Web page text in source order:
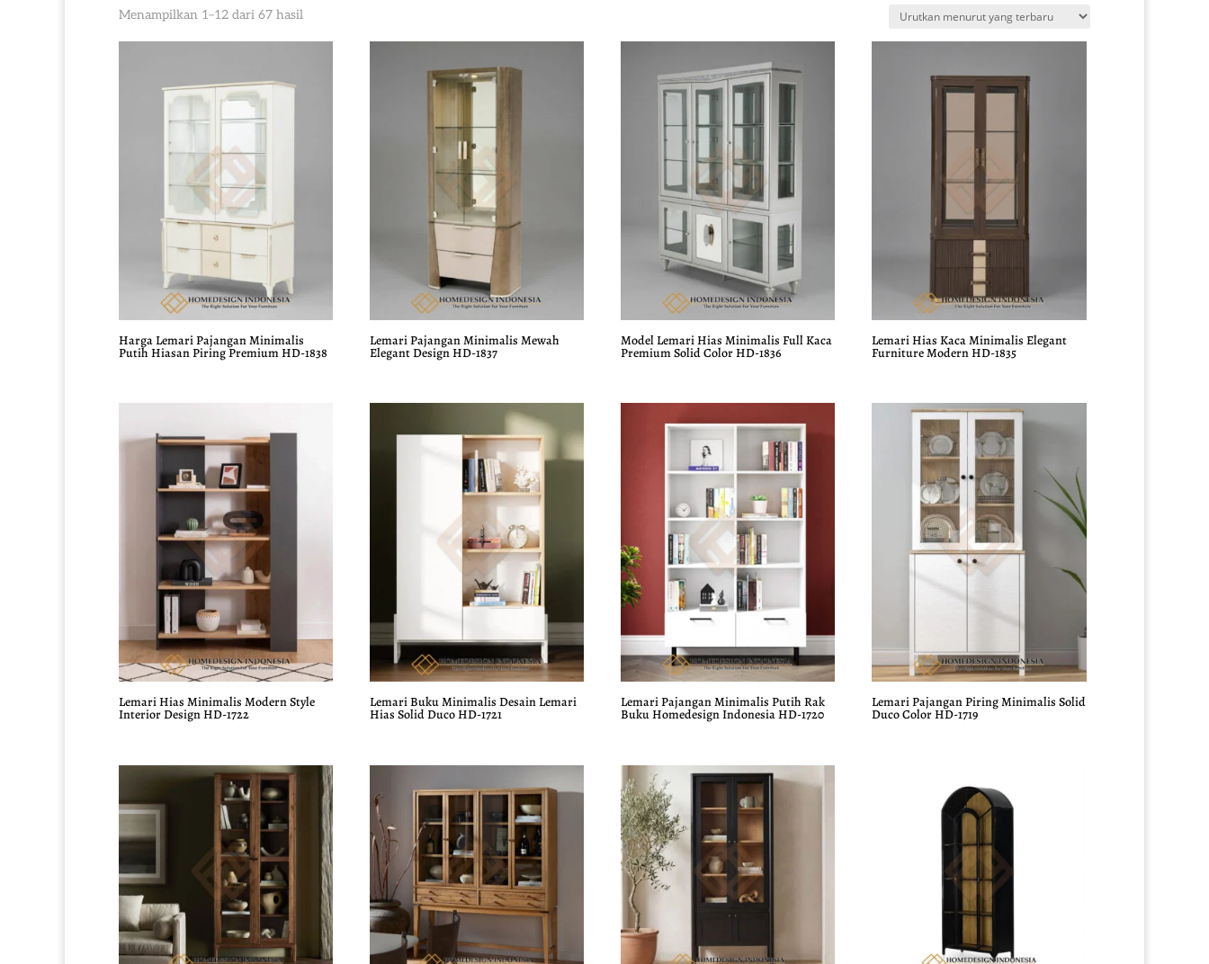
Menampilkan 1–12 dari 67 hasil
Harga Lemari Pajangan Minimalis
Putih Hiasan Piring Premium HD-1838
Lemari Pajangan Minimalis Mewah
Elegant Design HD-1837
Model Lemari Hias Minimalis Full Kaca
Premium Solid Color HD-1836
Lemari Hias Kaca Minimalis Elegant
Furniture Modern HD-1835
Lemari Hias Minimalis Modern Style
Interior Design HD-1722
Lemari Buku Minimalis Desain Lemari
Hias Solid Duco HD-1721
Lemari Pajangan Minimalis Putih Rak
Buku Homedesign Indonesia HD-1720
Lemari Pajangan Piring Minimalis Solid
Duco Color HD-1719